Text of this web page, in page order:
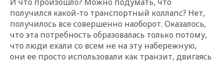
получился какой-то транспортный коллапс? Нет,
получилось все совершенно наоборот. Оказалось,
что эта потребность образовалась только потому,
что люди ехали со всем не на эту набережную,
они ее просто использовали как транзит, двигаясь